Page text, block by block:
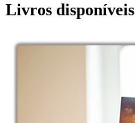
Livros disponíveis